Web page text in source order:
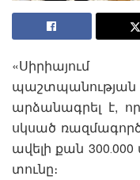
«Սիրիայում
արձանագրել է, որ
սկսած
ավելի քան
տունը։